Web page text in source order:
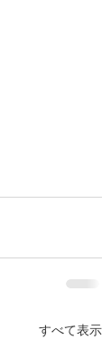
すべて表示